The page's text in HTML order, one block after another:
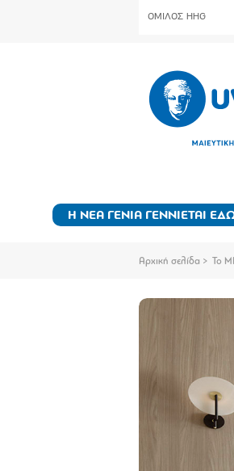
ΟΜΙΛΟΣ HHG
Η ΝΕΑ ΓΕΝΙΑ ΓΕΝΝΙΕΤΑΙ
Αρχική σελίδα Το